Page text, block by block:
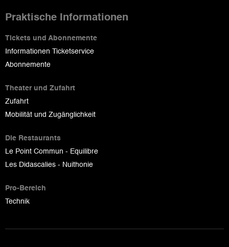
Praktische Informationen
Tickets und Abonnemente
Informationen Ticketservice
Abonnemente
Theater und Zufahrt
Zufahrt
Mobilität und Zugänglichkeit
Die Restaurants
Le Point Commun - Equilibre
Les Didascalies - Nuithonie
Pro-Bereich
Technik